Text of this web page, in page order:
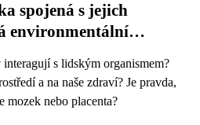
spojená s jejich
environmentální
s lidským organismem?
a na naše zdraví? Je pravda,
mozek nebo placenta?